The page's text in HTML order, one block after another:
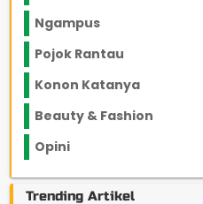
Ngampus
Pojok Rantau
Konon Katanya
Beauty & Fashion
Opini
Trending Artikel